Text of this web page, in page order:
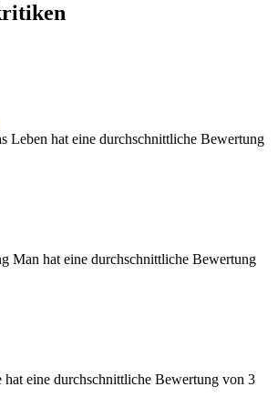
Leben hat eine durchschnittliche Bewertung
Man hat eine durchschnittliche Bewertung
eine durchschnittliche Bewertung von 3